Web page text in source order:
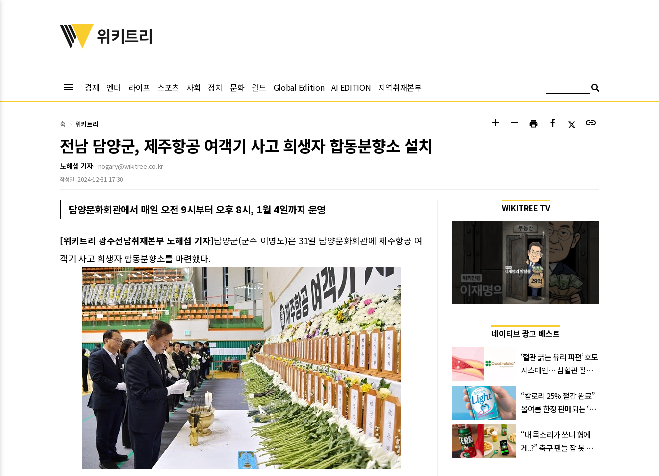
위키트리
위키트리
menu 경제 엔터 라이프 스포츠 사회 정치 문화 월드 Global Edition AI EDITION 지역취재본부
홈 위키트리 add remove print link
전남 담양군, 제주항공 여객기 사고 희생자 합동분향소 설치
노해섭 기자 nogary@wikitree.co.kr
작성일 2024-12-31 17:30
담양문화회관에서 매일 오전 9시부터 오후 8시, 1월 4일까지 운영
[위키트리 광주전남취재본부 노해섭 기자]담양군(군수 이병노)은 31일 담양문화회관에 제주항공 여
객기 사고 희생자 합동분향소를 마련했다.
WIKITREE TV
네이티브 광고 베스트
‘혈관 긁는 유리 파편’ 호모
시스테인… 심혈관 질환
“칼로리 25% 절감 완료”
올여름 한정 판매되는 ‘최
“내 목소리가 쏘니 형에
게..?” 축구 팬들 잠 못 들